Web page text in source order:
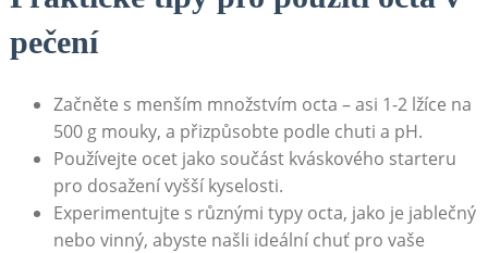
⁤pečení
Začněte s ​menším množstvím ​octa⁣ – asi 1-2 lžíce ⁢na
500 g mouky, ‌a přizpůsobte podle chuti a pH.
Používejte ocet jako⁢ součást kváskového starteru
pro dosažení vyšší‍ kyselosti.
Experimentujte s​ různými typy octa, jako ⁤je jablečný
nebo ​vinný, abyste našli‌ ideální chuť ​pro vaše